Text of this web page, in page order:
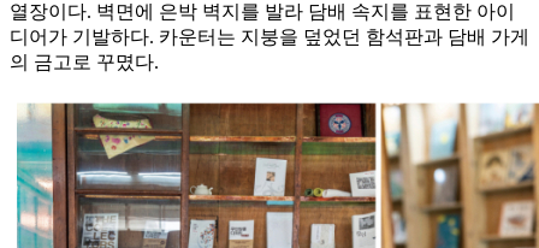
열장이다. 벽면에 은박 벽지를 발라 담배 속지를 표현한 아이
디어가 기발하다. 카운터는 지붕을 덮었던 함석판과 담배 가게
의 금고로 꾸몄다.